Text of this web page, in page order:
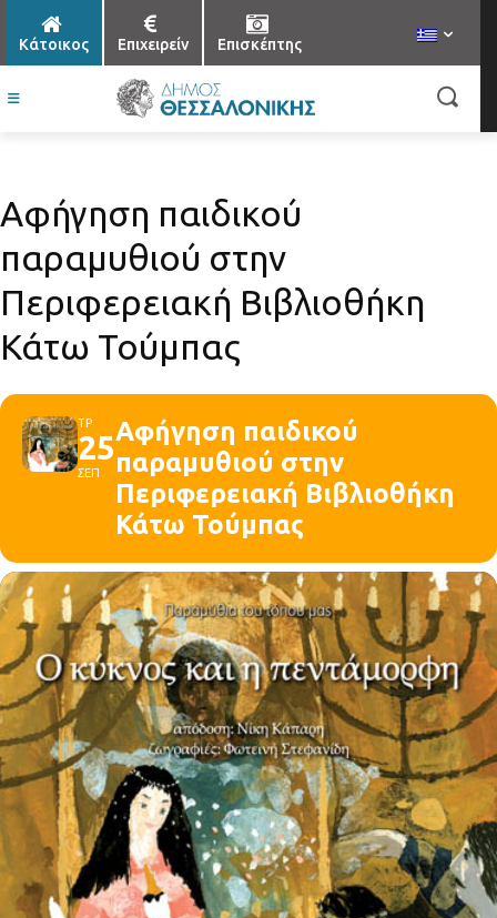
Κάτοικος Επιχειρείν Επισκέπτης
Αφήγηση παιδικού
παραμυθιού στην
Περιφερειακή Βιβλιοθήκη
Κάτω Τούμπας
ΤΡ
25
ΣΕΠ
Αφήγηση παιδικού
παραμυθιού στην
Περιφερειακή Βιβλιοθήκη
Κάτω Τούμπας